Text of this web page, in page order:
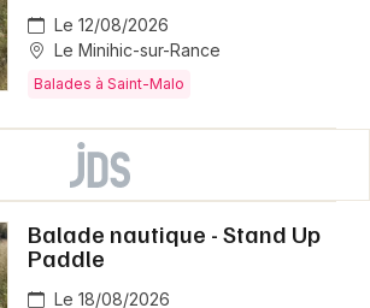
Le 12/08/2026
Le Minihic-sur-Rance
Balades à Saint-Malo
Balade nautique - Stand Up
Paddle
Le 18/08/2026